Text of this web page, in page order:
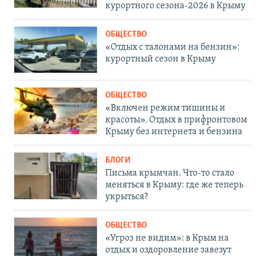
курортного сезона-2026 в Крыму
ОБЩЕСТВО
«Отдых с талонами на бензин»:
курортный сезон в Крыму
ОБЩЕСТВО
«Включен режим тишины и
красоты». Отдых в прифронтовом
Крыму без интернета и бензина
БЛОГИ
Письма крымчан. Что-то стало
меняться в Крыму: где же теперь
укрыться?
ОБЩЕСТВО
«Угроз не видим»: в Крым на
отдых и оздоровление завезут